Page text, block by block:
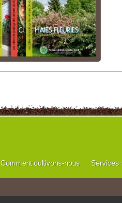
Comment cultivons-nous Services